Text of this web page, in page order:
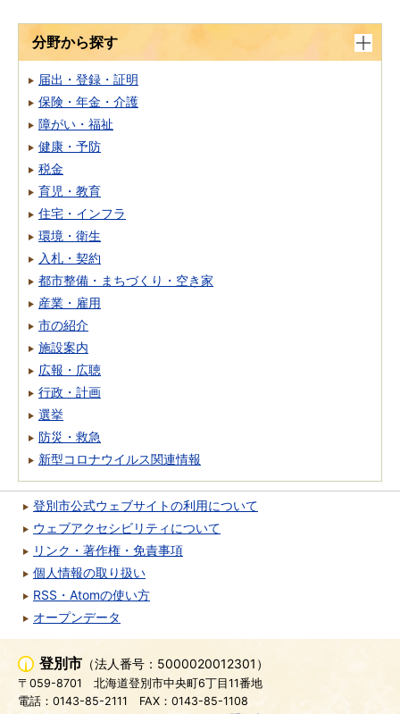
分野から探す
届出・登録・証明
保険・年金・介護
障がい・福祉
健康・予防
税金
育児・教育
住宅・インフラ
環境・衛生
入札・契約
都市整備・まちづくり・空き家
産業・雇用
市の紹介
施設案内
広報・広聴
行政・計画
選挙
防災・救急
新型コロナウイルス関連情報
登別市公式ウェブサイトの利用について
ウェブアクセシビリティについて
リンク・著作権・免責事項
個人情報の取り扱い
RSS・Atomの使い方
オープンデータ
登別市 （法人番号：5000020012301）
〒059-8701
北海道登別市中央町6丁目11番地
電話：0143-85-2111
FAX：0143-85-1108